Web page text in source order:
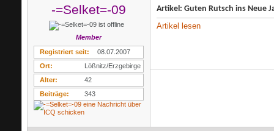
-=Selket=-09
Member
Registriert seit
08.07.2007
Ort
Lößnitz/Erzgebirge
Alter
42
Beiträge
343
Artikel: Guten Rutsch ins Neue
Artikel lesen